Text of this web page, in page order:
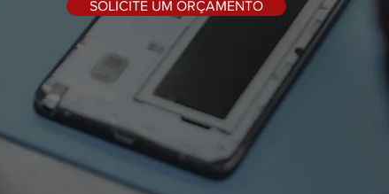
SOLICITE UM ORÇAMENTO